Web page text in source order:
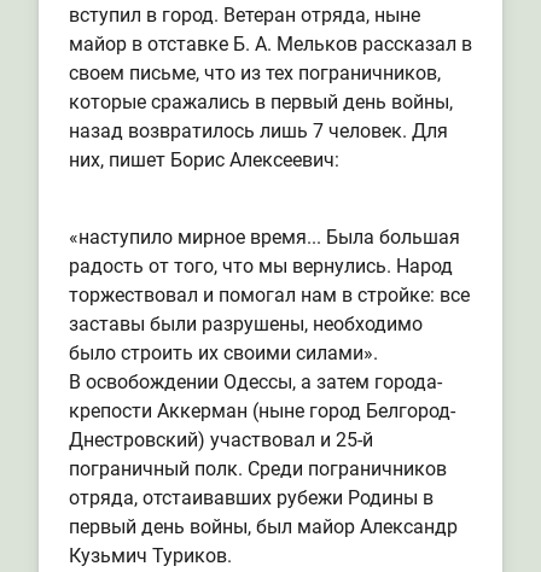
вступил в город. Ветеран отряда, ныне
майор в отставке Б. А. Мельков рассказал в
своем письме, что из тех пограничников,
которые сражались в первый день войны,
назад возвратилось лишь 7 человек. Для
них, пишет Борис Алексеевич:
«наступило мирное время... Была большая
радость от того, что мы вернулись. Народ
торжествовал и помогал нам в стройке: все
заставы были разрушены, необходимо
было строить их своими силами».
В освобождении Одессы, а затем города-
крепости Аккерман (ныне город Белгород-
Днестровский) участвовал и 25-й
пограничный полк. Среди пограничников
отряда, отстаивавших рубежи Родины в
первый день войны, был майор Александр
Кузьмич Туриков.